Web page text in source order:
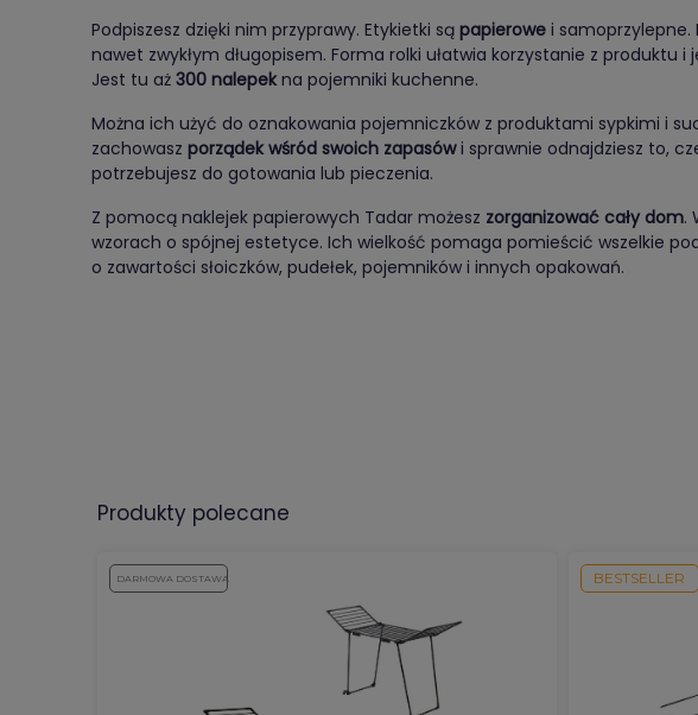
Podpiszesz dzięki nim przyprawy. Etykietki są papierowe i samoprzylepne.
nawet zwykłym długopisem. Forma rolki ułatwia korzystanie z produktu i
Jest tu aż 300 nalepekna pojemniki kuchenne.
Można ich użyć do oznakowania pojemniczków z produktami sypkimi i
zachowasz porządek wśród swoich zapasówi sprawnie odnajdziesz to,
potrzebujesz do gotowania lub pieczenia.
Z pomocą naklejek papierowych Tadar możesz zorganizować cały dom.
wzorach o spójnej estetyce. Ich wielkość pomaga pomieścić wszelkie
o zawartości słoiczków, pudełek, pojemników i innych opakowań.
produkty polecane
DARMOWA DOSTAWA BESTSELLER